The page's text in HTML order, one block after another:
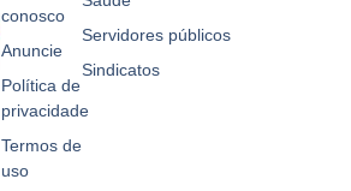
Servidores públicos
Sindicatos
conosco
Anuncie
Política de
privacidade
Termos de
uso